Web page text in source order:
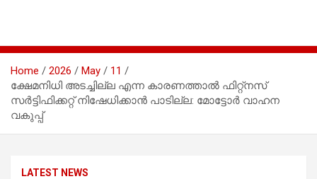
Home 2026 May
11
ക്ഷേമനിധി അടച്ചില്ല എന്ന കാരണത്താൽ ഫിറ്റ്നസ്
സർട്ടിഫിക്കറ്റ് നിഷേധിക്കാൻ പാടില്ല: മോട്ടോർ വാഹന
വകുപ്പ്
LATEST NEWS